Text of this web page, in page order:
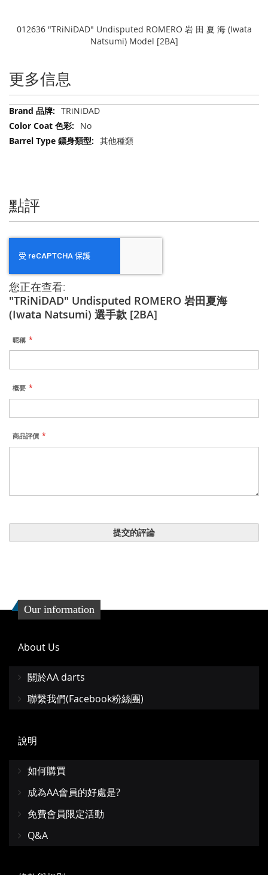
012636 "TRiNiDAD" Undisputed ROMERO 岩 田 夏 海 (Iwata
Natsumi) Model [2BA]
更多信息
更
多
息
TRiNiDAD
No
其他種類
點評
您正在查看:
"TRiNiDAD" Undisputed ROMERO 岩田夏海
(Iwata Natsumi) 選手款 [2BA]
昵稱
概要
商品評價
提交的評論
Our information
About Us
關於AA darts
聯繫我們(Facebook粉絲團)
說明
如何購買
成為AA會員的好處是?
免費會員限定活動
Q&A